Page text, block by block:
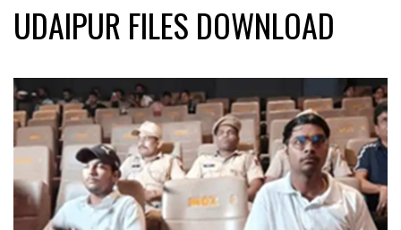
UDAIPUR FILES DOWNLOAD